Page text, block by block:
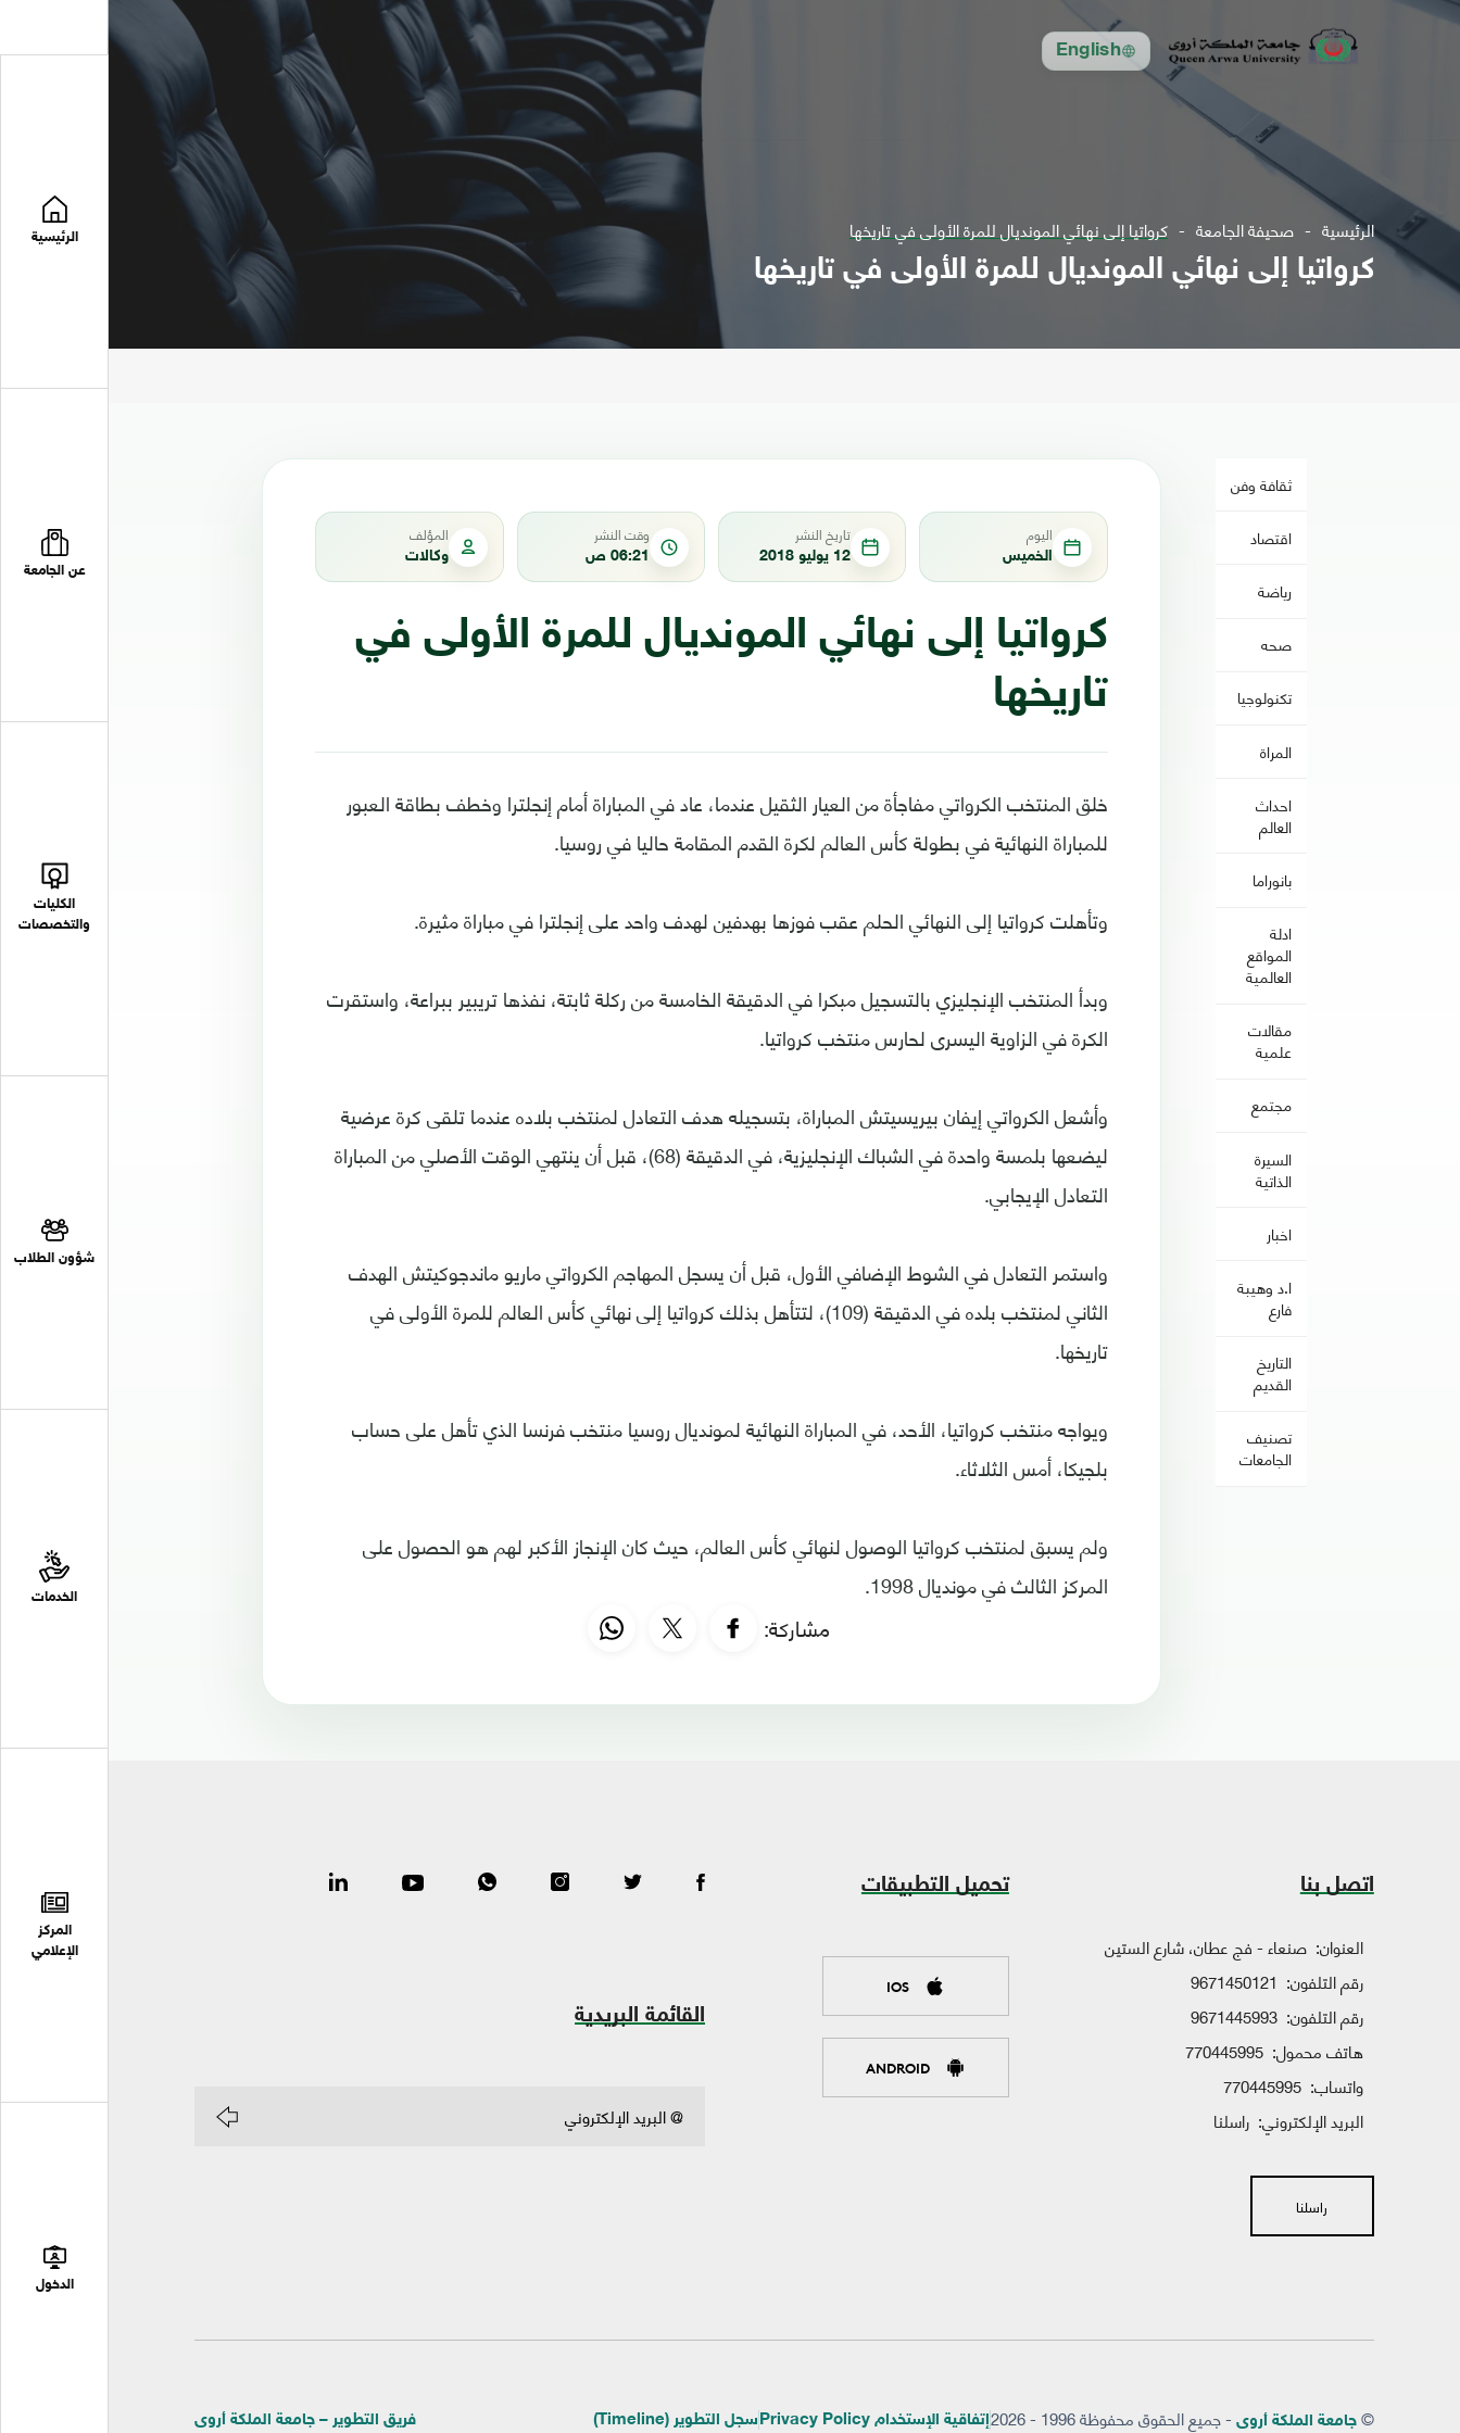
English
الرئيسية
عن الجامعة
الكليات
والتخصصات
شؤون الطلاب
الخدمات
المركز
الإعلامي
الدخول
الرئيسية صحيفة الجامعة كرواتيا إلى نهائي المونديال للمرة الأولى في تاريخها
كرواتيا إلى نهائي المونديال للمرة الأولى في تاريخها
ثقافة وفن
اقتصاد
رياضة
صحه
تكنولوجيا
المراة
احداث
العالم
بانوراما
ادلة
المواقع
العالمية
مقالات
علمية
مجتمع
السيرة
الذاتية
اخبار
ا.د وهيبة
فارع
التاريخ
القديم
تصنيف
الجامعات
اليوم
الخميس
تاريخ النشر
12 يوليو 2018
وقت النشر
06:21 ص
المؤلف
وكالات
كرواتيا إلى نهائي المونديال للمرة الأولى في
تاريخها
خلق المنتخب الكرواتي مفاجأة من العيار الثقيل عندما، عاد في المباراة أمام إنجلترا وخطف بطاقة العبور
للمباراة النهائية في بطولة كأس العالم لكرة القدم المقامة حاليا في روسيا.
وتأهلت كرواتيا إلى النهائي الحلم عقب فوزها بهدفين لهدف واحد على إنجلترا في مباراة مثيرة.
وبدأ المنتخب الإنجليزي بالتسجيل مبكرا في الدقيقة الخامسة من ركلة ثابتة، نفذها تريبير ببراعة، واستقرت
الكرة في الزاوية اليسرى لحارس منتخب كرواتيا.
وأشعل الكرواتي إيفان بيريسيتش المباراة، بتسجيله هدف التعادل لمنتخب بلاده عندما تلقى كرة عرضية
ليضعها بلمسة واحدة في الشباك الإنجليزية، في الدقيقة (68)، قبل أن ينتهي الوقت الأصلي من المباراة
التعادل الإيجابي.
واستمر التعادل في الشوط الإضافي الأول، قبل أن يسجل المهاجم الكرواتي ماريو ماندجوكيتش الهدف
الثاني لمنتخب بلده في الدقيقة (109)، لتتأهل بذلك كرواتيا إلى نهائي كأس العالم للمرة الأولى في
تاريخها.
ويواجه منتخب كرواتيا، الأحد، في المباراة النهائية لمونديال روسيا منتخب فرنسا الذي تأهل على حساب
بلجيكا، أمس الثلاثاء.
ولم يسبق لمنتخب كرواتيا الوصول لنهائي كأس العالم، حيث كان الإنجاز الأكبر لهم هو الحصول على
المركز الثالث في مونديال 1998.
مشاركة:
اتصل بنا
العنوان: صنعاء - فج عطان، شارع الستين
رقم التلفون: 9671450121
رقم التلفون: 9671445993
هاتف محمول: 770445995
واتساب: 770445995
البريد الإلكتروني: راسلنا
راسلنا
تحميل التطبيقات
IOS
ANDROID
القائمة البريدية
©جامعة الملكة أروى - جميع الحقوق محفوظة 1996 - 2026 إتفاقية الإستخدام Privacy Policy سجل التطوير (Timeline) فريق التطوير – جامعة الملكة أروى